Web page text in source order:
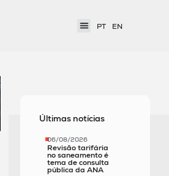
PT EN
Últimas notícias
06/08/2026
Revisão tarifária
no saneamento é
tema de consulta
pública da ANA